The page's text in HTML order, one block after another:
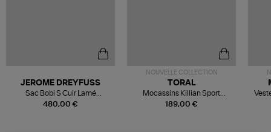
480,00 €
JEROME DREYFUSS
Sac Bobi S Cuir Lamé
Champagne
NOUVELLE COLLECTION
189,00 €
TORAL
Mocassins Killian Sport
Mousse